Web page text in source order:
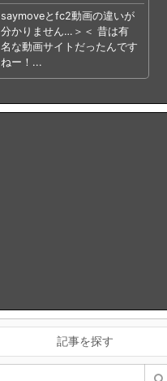
saymoveとfc2動画の違いが
分かりません…＞＜ 昔は有
名な動画サイトだったんです
ねー！...
記事を探す